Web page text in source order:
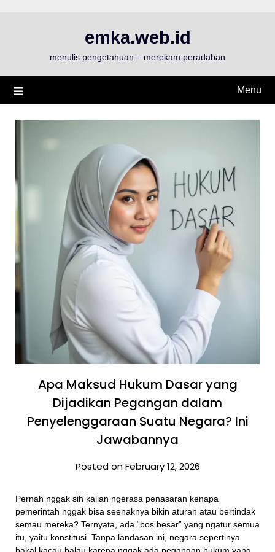
emka.web.id
menulis pengetahuan – merekam peradaban
Menu
Apa Maksud Hukum Dasar yang
Dijadikan Pegangan dalam
Penyelenggaraan Suatu Negara? Ini
Jawabannya
Posted on February 12, 2026
Pernah nggak sih kalian ngerasa penasaran kenapa
pemerintah nggak bisa seenaknya bikin aturan atau bertindak
semau mereka? Ternyata, ada “bos besar” yang ngatur semua
itu, yaitu konstitusi. Tanpa landasan ini, negara sepertinya